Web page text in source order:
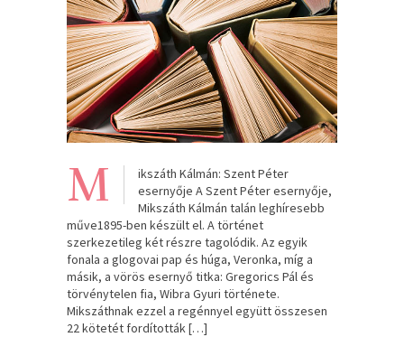
M
ikszáth Kálmán: Szent Péter
esernyője A Szent Péter esernyője,
Mikszáth Kálmán talán leghíresebb
műve1895-ben készült el. A történet
szerkezetileg két részre tagolódik. Az egyik
fonala a glogovai pap és húga, Veronka, míg a
másik, a vörös esernyő titka: Gregorics Pál és
törvénytelen fia, Wibra Gyuri története.
Mikszáthnak ezzel a regénnyel együtt összesen
22 kötetét fordították […]